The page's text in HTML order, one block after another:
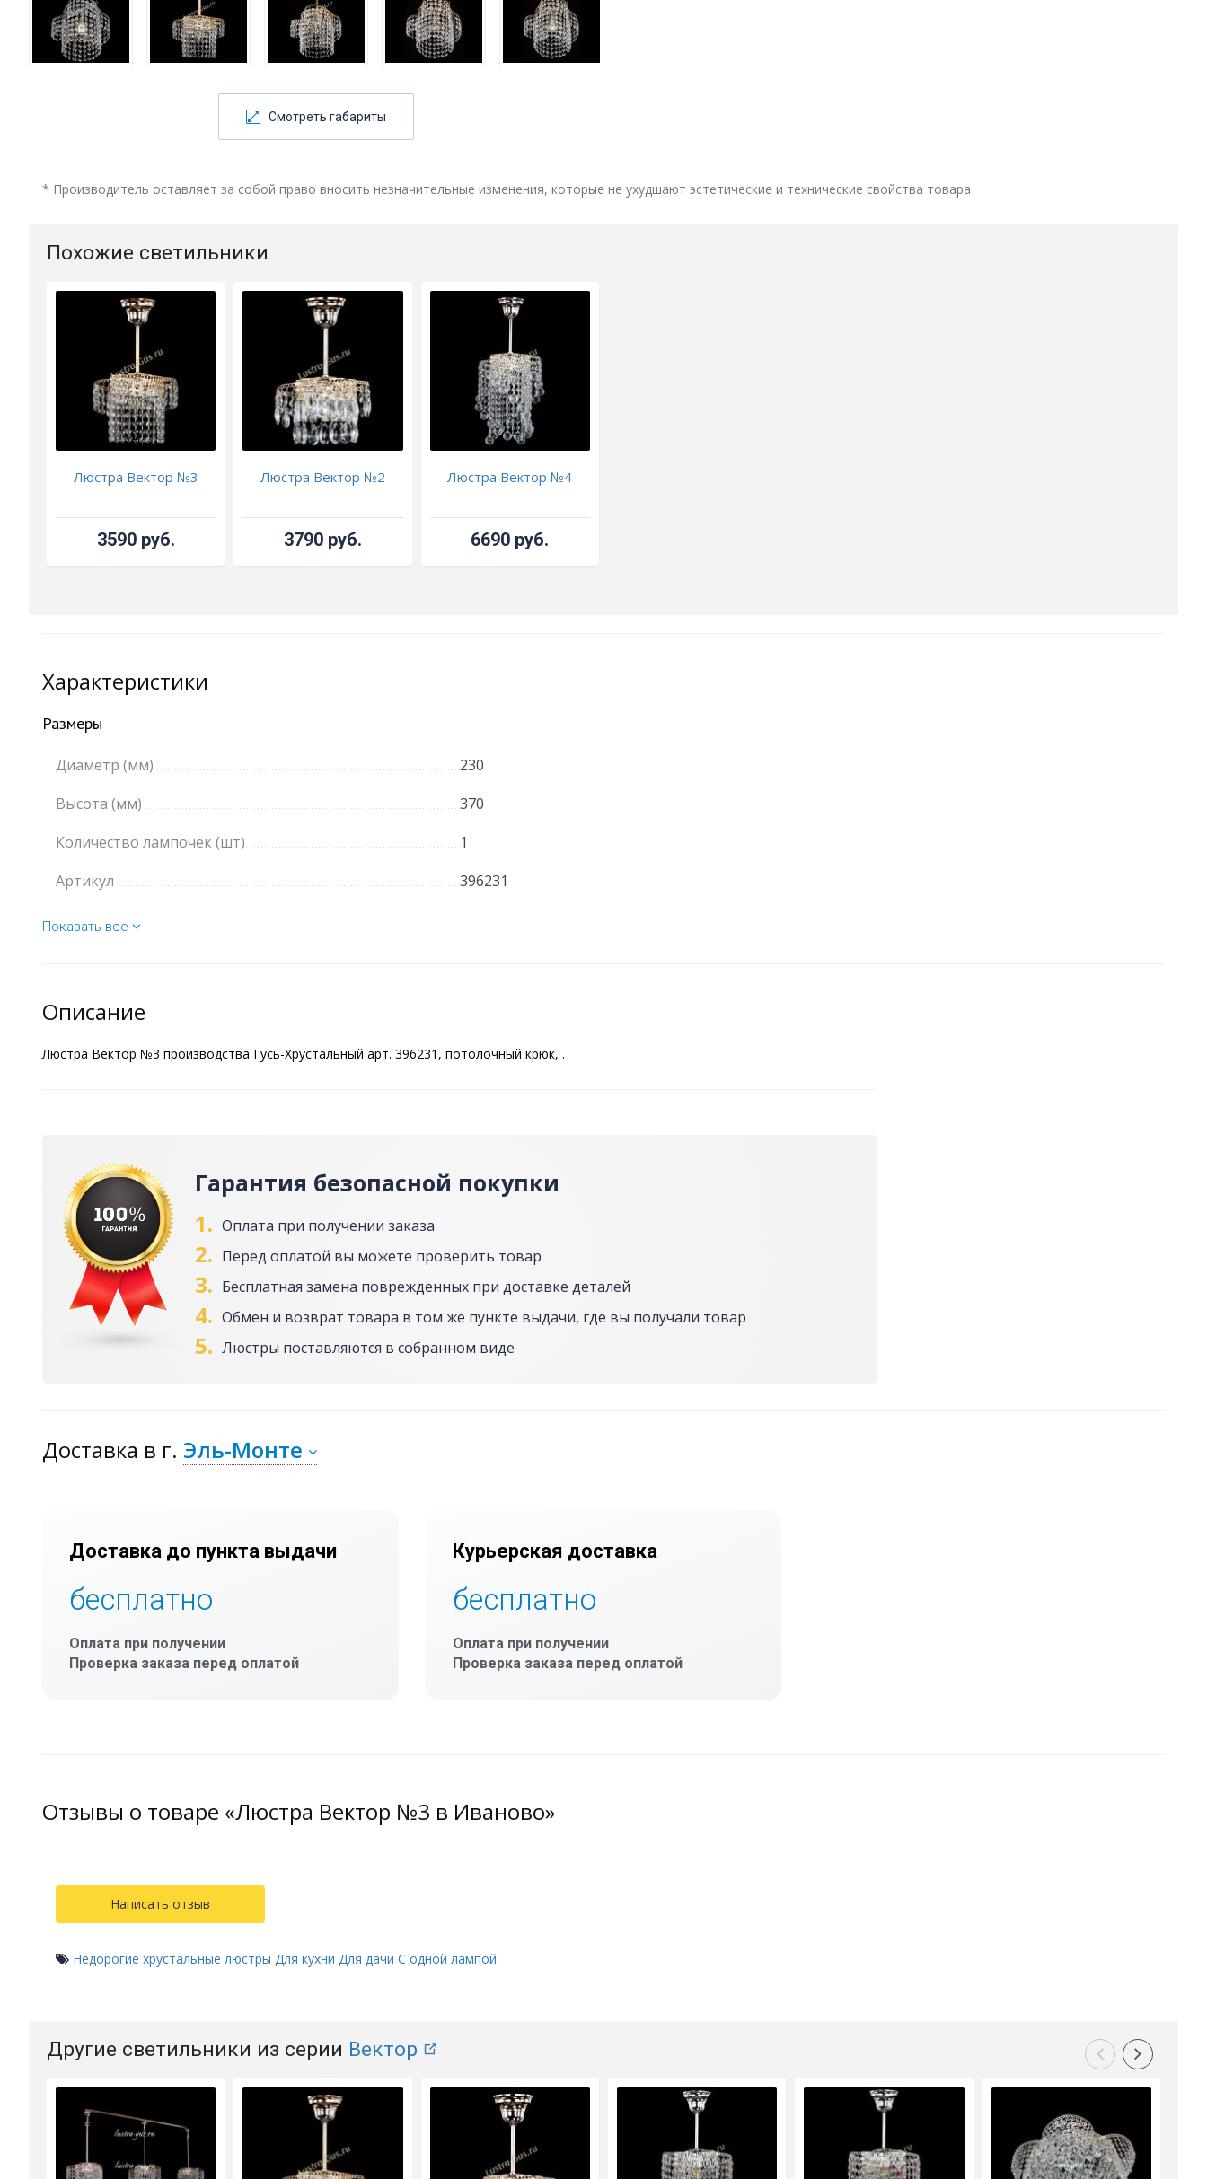
Смотреть габариты
* Производитель оставляет за собой право вносить незначительные изменения, которые не ухудшают эстетические и технические свойства товара
Похожие светильники
Люстра Вектор №3
3590 руб.
Люстра Вектор №2
3790 руб.
Люстра Вектор №4
6690 руб.
Характеристики
Размеры
Диаметр (мм)
230
Высота (мм)
370
Количество лампочек (шт)
1
Артикул
396231
Показать все
Описание
Люстра Вектор №3 производства Гусь-Хрустальный арт. 396231, потолочный крюк, .
Гарантия безопасной покупки
1. Оплата при получении заказа
2. Перед оплатой вы можете проверить товар
3. Бесплатная замена поврежденных при доставке деталей
4. Обмен и возврат товара в том же пункте выдачи, где вы получали товар
5. Люстры поставляются в собранном виде
Доставка в г. Эль-Монте
Доставка до пункта выдачи
бесплатно
Оплата при получении
Проверка заказа перед оплатой
Курьерская доставка
бесплатно
Оплата при получении
Проверка заказа перед оплатой
Отзывы о товаре «Люстра Вектор №3 в Иваново»
Написать отзыв
Недорогие хрустальные люстры Для кухни Для дачи С одной лампой
Другие светильники из серии Вектор